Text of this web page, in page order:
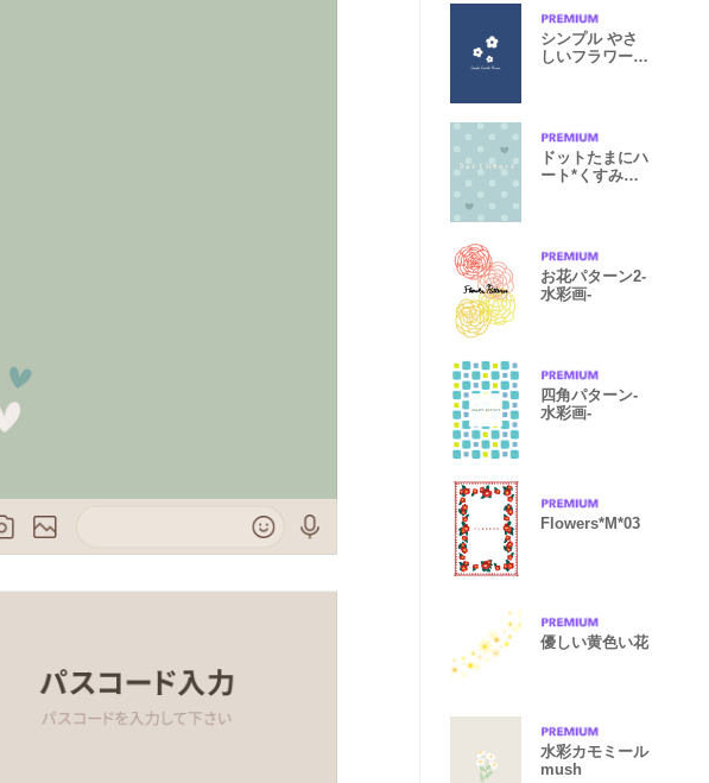
シンプル やさ
しいフラワー
ドットたまにハ
ート*くすみグ
お花パターン2-
水彩画-
四角パターン-
水彩画-
Flowers*M*03
優しい黄色い花
水彩カモミール
mush